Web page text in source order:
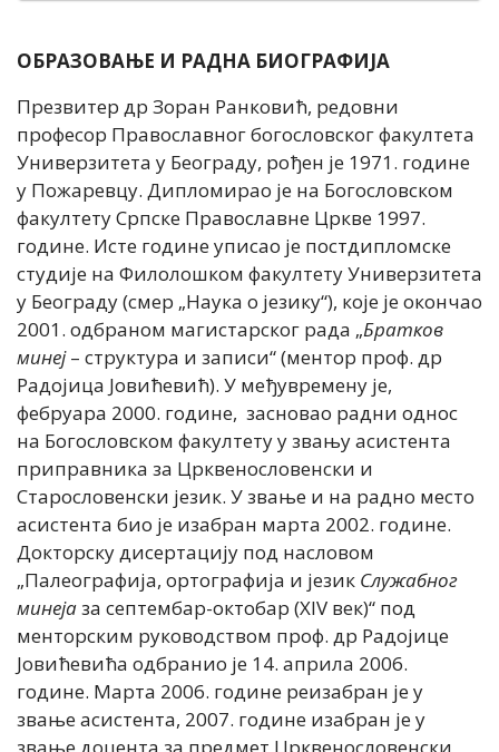
ОБРАЗОВАЊЕ И РАДНА БИОГРАФИЈА
Презвитер др Зоран Ранковић, редовни
професор Православног богословског факултета
Универзитета у Београду, рођен је 1971. године
у Пожаревцу. Дипломирао је на Богословском
факултету Српске Православне Цркве 1997.
године. Исте године уписао је постдипломске
студије на Филолошком факултету Универзитета
у Београду (смер „Наука о језику“), које је окончао
2001. одбраном магистарског рада „Братков
минеј– структура и записи“ (ментор проф. др
Радојица Јовићевић). У међувремену је,
фебруара 2000. године, засновао радни однос
на Богословском факултету у звању асистента
приправника за Црквенословенски и
Старословенски језик. У звање и на радно место
асистента био је изабран марта 2002. године.
Докторску дисертацију под насловом
„Палеографија, ортографија и језик Служабног
минејаза септембар-октобар (XIV век)“ под
менторским руководством проф. др Радојице
Јовићевића одбранио је 14. априла 2006.
године. Марта 2006. године реизабран је у
звање асистента, 2007. године изабран је у